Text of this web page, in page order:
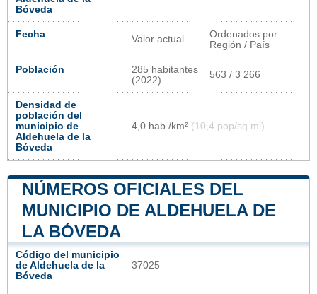
Bóveda
Fecha Valor actual
Ordenados por
Región / País
Población
285 habitantes
(2022)
563 / 3 266
Densidad de
población del
municipio de
Aldehuela de la
Bóveda
4,0 hab./km² (10,4 pop/sq mi)
NÚMEROS OFICIALES DEL
MUNICIPIO DE ALDEHUELA DE
LA BÓVEDA
Código del municipio
de Aldehuela de la
Bóveda
37025